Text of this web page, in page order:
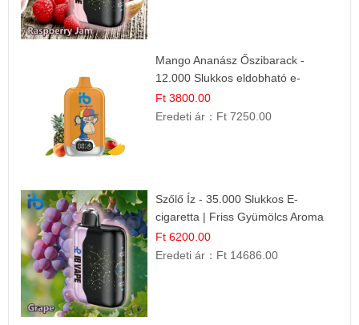
Mango Ananász Őszibarack -
12.000 Slukkos eldobható e-
Cigaretta
Ft 3800.00
Eredeti ár： Ft 7250.00
Szőlő Íz - 35.000 Slukkos E-
cigaretta | Friss Gyümölcs Aroma
Ft 6200.00
Eredeti ár： Ft 14686.00